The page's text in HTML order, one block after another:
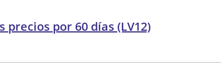
por 60 días (LV12)